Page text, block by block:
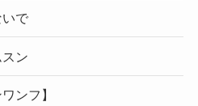
で
ン
ンフ】